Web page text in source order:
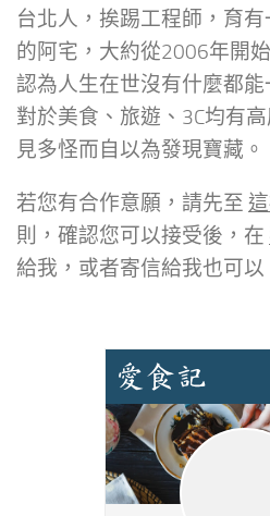
台北人，挨踢工程師，育
的阿宅，大約從2006年開
認為人生在世沒有什麼都能
對於美食、旅遊、3C均有
見多怪而自以為發現寶藏。
若您有合作意願，請先至
則，確認您可以接受後，在
給我，或者寄信給我也可以